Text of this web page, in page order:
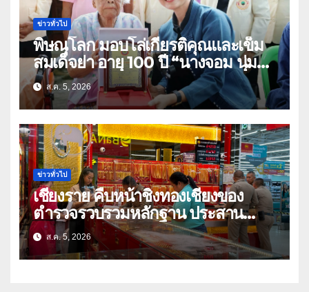
ข่าวทั่วไป
พิษณุโลก มอบโล่เกียรติคุณและเข็ม
สมเด็จย่า อายุ 100 ปี “นางจอม นุ่ม
เนตร” ตำบลบ้านกร่าง อำเภอเมือง
ส.ค. 5, 2026
ข่าวทั่วไป
เชียงราย คืบหน้าชิงทองเชียงของ
ตำรวจรวบรวมหลักฐาน ประสาน
สปป.ลาว ติดตามจับกุม
ส.ค. 5, 2026